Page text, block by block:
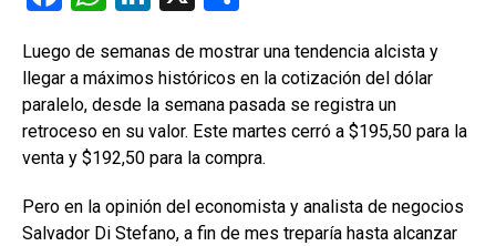
ce
b
o
o
k
at
s
A
p
p
ke
dI
n
m
p
ar
tir
Luego de semanas de mostrar una tendencia alcista y
llegar a máximos históricos en la cotización del dólar
paralelo, desde la semana pasada se registra un
retroceso en su valor. Este martes cerró a $195,50 para la
venta y $192,50 para la compra.
Pero en la opinión del economista y analista de negocios
Salvador Di Stefano, a fin de mes treparía hasta alcanzar